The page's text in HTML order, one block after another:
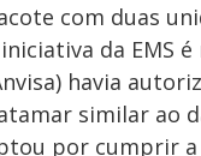
com duas
da EMS
havia
similar ao
por cumprir a